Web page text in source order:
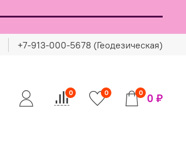
+7-913-000-5678 (Геодезическая)
0 0 0 0 ₽